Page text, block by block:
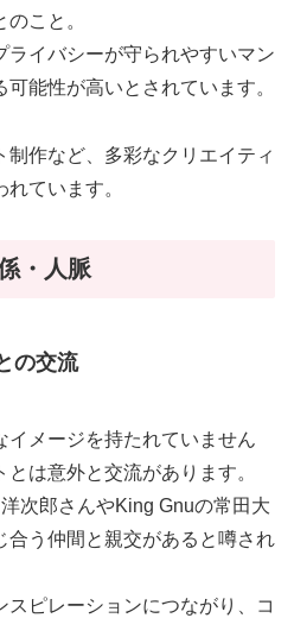
こと。
ライバシーが守られやすいマン
能性が高いとされています。
作など、多彩なクリエイティ
ています。
・人脈
の交流
イメージを持たれていません
は意外と交流があります。
次郎さんやKing Gnuの常田大
合う仲間と親交があると噂され
スピレーションにつながり、コ